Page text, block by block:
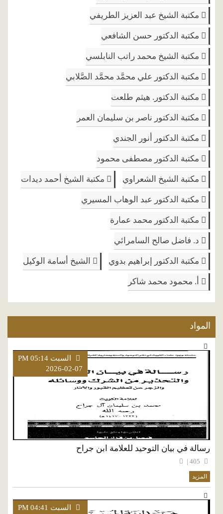
مكتبة الشيخ عبد العزيز الطريفي
مكتبة الدكتور حسن الشافعي
مكتبة الشيخ محمد راتب النابلسي
مكتبة الدكتور علي محمَّد محمَّد الصَّلابي
مكتبة الدكتور. هيثم طلعت
مكتبة الدكتور ناصر بن سليمان العمر
مكتبة الدكتور أنور الجندي
مكتبة الدكتور مصطفى محمود
مكتبة الشيخ الشعراوي مكتبة الشيخ أحمد ديدات
مكتبة الدكتور عبد الوهاب المسيري
مكتبة الدكتور محمد عمارة
د. فاضل صالح السامرائي
مكتبة الدكتور إبراهيم بدوي الشيخ أسامة الوكيل
أ. محمود محمد شاكر
المواد
السبت PM 05:14
2026-02-07
رسالة في بيان التوحيد للعلامة ابن جراح
المزيد
السبت PM 04:41